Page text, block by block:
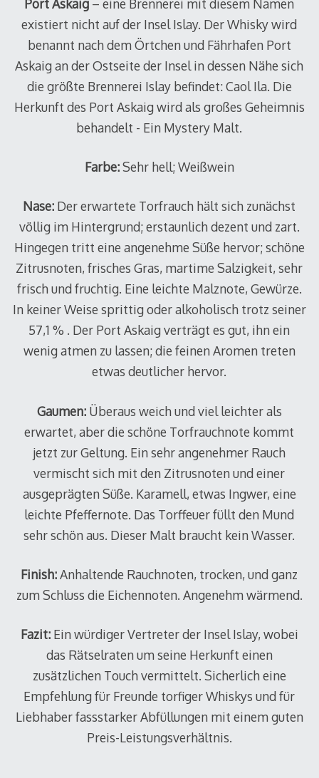
Port Askaig – eine Brennerei mit diesem Namen
existiert nicht auf der Insel Islay. Der Whisky wird
benannt nach dem Örtchen und Fährhafen Port
Askaig an der Ostseite der Insel in dessen Nähe sich
die größte Brennerei Islay befindet: Caol Ila. Die
Herkunft des Port Askaig wird als großes Geheimnis
behandelt - Ein Mystery Malt.
Farbe:Sehr hell; Weißwein
Nase: Der erwartete Torfrauch hält sich zunächst
völlig im Hintergrund; erstaunlich dezent und zart.
Hingegen tritt eine angenehme Süße hervor; schöne
Zitrusnoten, frisches Gras, martime Salzigkeit, sehr
frisch und fruchtig. Eine leichte Malznote, Gewürze.
In keiner Weise sprittig oder alkoholisch trotz seiner
57,1 % . Der Port Askaig verträgt es gut, ihn ein
wenig atmen zu lassen; die feinen Aromen treten
etwas deutlicher hervor.
Gaumen:Überaus weich und viel leichter als
erwartet, aber die schöne Torfrauchnote kommt
jetzt zur Geltung. Ein sehr angenehmer Rauch
vermischt sich mit den Zitrusnoten und einer
ausgeprägten Süße. Karamell, etwas Ingwer, eine
leichte Pfeffernote. Das Torffeuer füllt den Mund
sehr schön aus. Dieser Malt braucht kein Wasser.
Finish:Anhaltende Rauchnoten, trocken, und ganz
zum Schluss die Eichennoten. Angenehm wärmend.
Fazit:Ein würdiger Vertreter der Insel Islay, wobei
das Rätselraten um seine Herkunft einen
zusätzlichen Touch vermittelt. Sicherlich eine
Empfehlung für Freunde torfiger Whiskys und für
Liebhaber fassstarker Abfüllungen mit einem guten
Preis-Leistungsverhältnis.